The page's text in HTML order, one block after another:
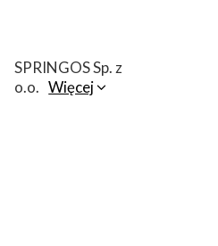
SPRINGOS Sp. z
o.o. Więcej